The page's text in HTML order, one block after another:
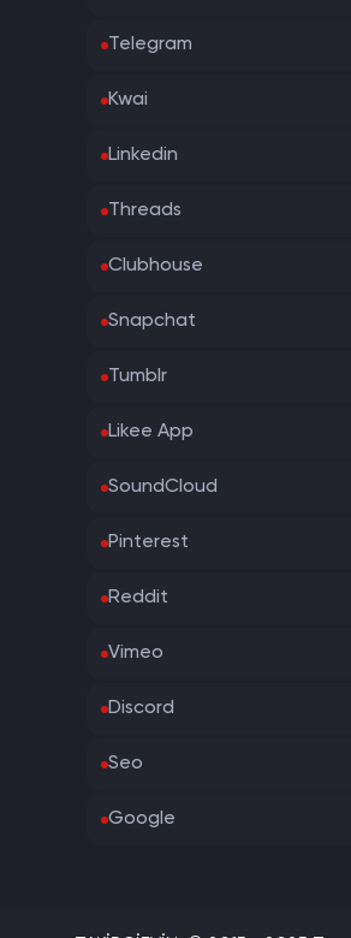
Telegram
Kwai
Linkedin
Threads
Clubhouse
Snapchat
Tumblr
Likee App
SoundCloud
Pinterest
Reddit
Vimeo
Discord
Seo
Google